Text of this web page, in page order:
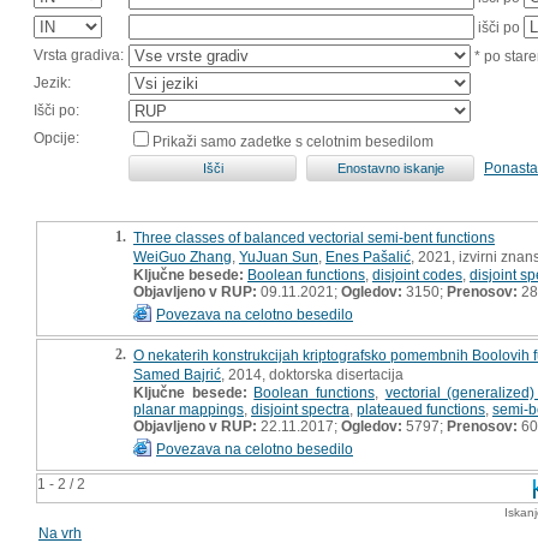
išči po
Vrsta gradiva:
* po
Jezik:
Išči po:
Opcije:
Prikaži samo zadetke s celotnim besedilom
1 - 2 / 2
1. Three classes of balanced vectorial semi-bent functions
WeiGuo Zhang YuJuan Sun Enes Pašalić , 2021, izvirni
Ključne besede: Boolean functions disjoint codes disjoint
Objavljeno v RUP: 09.11.2021; Ogledov: 3150; Prenosov: 28
Povezava na celotno besedilo
2. O nekaterih konstrukcijah kriptografsko pomembnih Boolovih
Samed Bajrić , 2014, doktorska disertacija
Ključne besede: Boolean functions, vectorial
planar mappings disjoint spectra plateaued functions semi-
Objavljeno v RUP: 22.11.2017; Ogledov: 5797; Prenosov: 60
Povezava na celotno besedilo
Na vrh